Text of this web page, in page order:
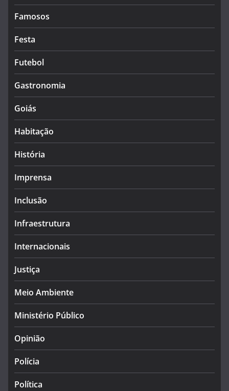
Famosos
Festa
Futebol
Gastronomia
Goiás
Habitação
História
Imprensa
Inclusão
Infraestrutura
Internacionais
Justiça
Meio Ambiente
Ministério Público
Opinião
Polícia
Política